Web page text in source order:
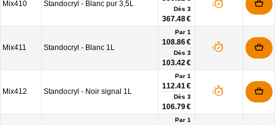
Mix410 Standocryl - Blanc pur 3,5L
Dès 3
367.48 €
Mix411 Standocryl - Blanc 1L
Par 1
108.86 €
Dès 3
103.42 €
Mix412 Standocryl - Noir signal 1L
Par 1
112.41 €
Dès 3
106.79 €
Par 1